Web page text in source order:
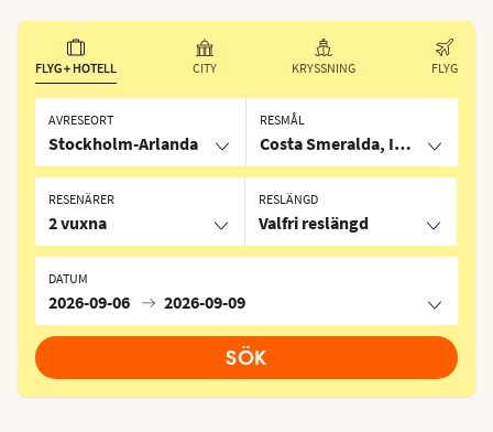
FLYG + HOTELL CITY KRYSSNING FLYG
AVRESEORT
Stockholm-Arlanda
RESMÅL
Costa Smeralda, Italien
RESLÄNGD
Valfri reslängd
DATUM
2026-09-06 2026-09-09
RESENÄRER
2 vuxna
SÖK